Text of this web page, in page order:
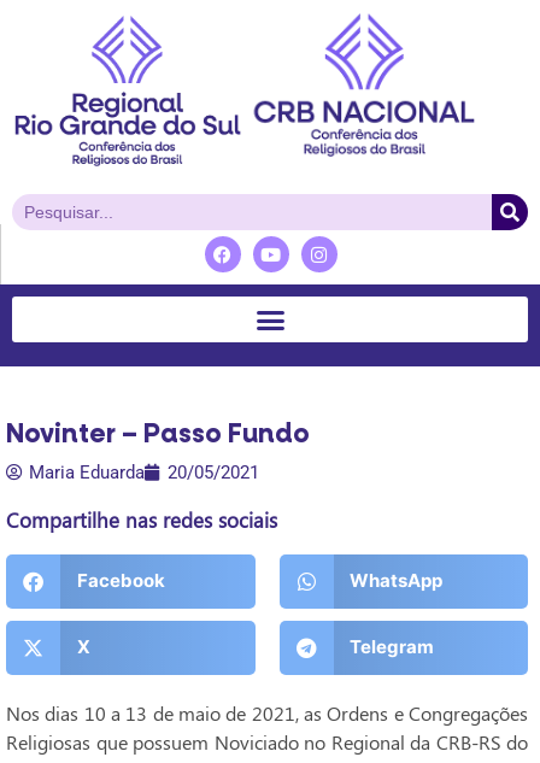
Novinter – Passo Fundo
Maria Eduarda 20/05/2021
Compartilhe nas redes sociais
Facebook WhatsApp
X Telegram
Nos dias 10 a 13 de maio de 2021, as Ordens e Congregações
Religiosas que possuem Noviciado no Regional da CRB-RS do